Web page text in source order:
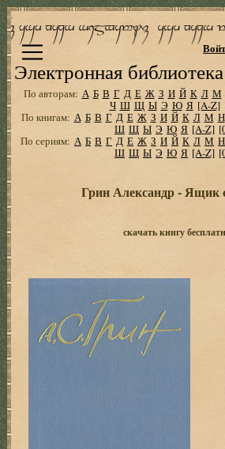
Электронная
По авторам: А Б В Г Д Е Ж З И Й К Л М
Ч Ш Щ Ы Э Ю Я [A-Z]
По книгам: А Б В Г Д Е Ж З И Й К Л М Н
Ш Щ Ы Э Ю Я [A-Z]
По сериям: А Б В Г Д Е Ж З И Й К Л М Н
Ш Щ Ы Э Ю Я [A-Z]
Грин Александр -
скачать книгу